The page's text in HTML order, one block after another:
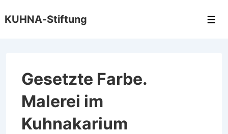
Zum
KUHNA-Stiftung
Gesetzte Farbe.
Malerei im
Kuhnakarium